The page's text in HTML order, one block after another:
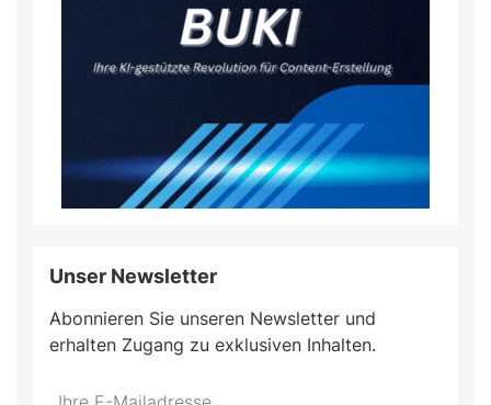
Unser Newsletter
Abonnieren Sie unseren Newsletter und
erhalten Zugang zu exklusiven Inhalten.
Do
*Ihre